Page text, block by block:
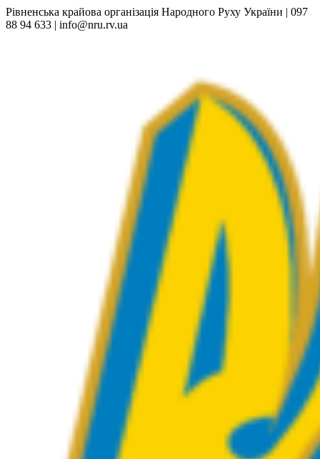
Рівненська крайова організація Народного Руху України | 097
88 94 633 | info@nru.rv.ua